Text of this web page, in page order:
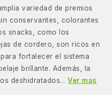
variedad de premios
conservantes, colorantes
snacks, como los
de cordero, son ricos en
fortalecer el sistema
brillante. Además, la
deshidratados...Ver mas